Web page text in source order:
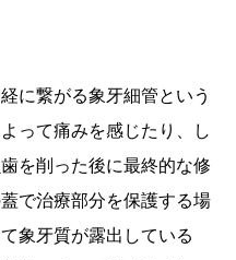
に繋がる象牙細管という
って痛みを感じたり、し
を削った後に最終的な修
で治療部分を保護する場
象牙質が露出している